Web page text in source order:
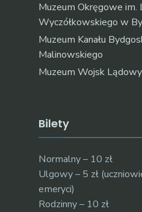
Muzeum Okręgowe im.
Wyczółkowskiego w
Muzeum Kanału
Malinowskiego
Muzeum Wojsk
Bilety
Normalny – 10 zł
Ulgowy – 5 zł
emeryci)
Rodzinny – 10 zł